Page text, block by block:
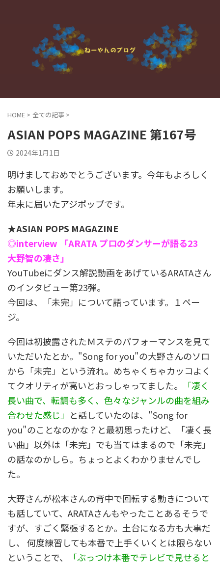
HOME > 全ての記事 >
ASIAN POPS MAGAZINE 第167号
2024年1月1日
明けましておめでとうございます。今年もよろしく
お願いします。
年末に届いたアジポップです。
★ASIAN POPS MAGAZINE
◎interview 「ARATA プロのダンサーが語る23
大野智の凄さ」
YouTubeにダンス解説動画をあげているARATAさん
のインタビュー第23弾。
今回は、「未完」について語っています。１ペー
ジ。
今回は初披露されたＭステのパフォーマンスを見て
いただいたとか。"Song for you"の大野さんのソロ
から「未完」という流れ。めちゃくちゃカッコよく
てクオリティが高いとおっしゃってました。
「凄く
長い曲で、転調も多く、色々なジャンルの曲を組み
合わせた感じ」 と話していたのは、"Song for
you"のことなのかな？と最初思ったけど、「凄く長
い曲」以外は「未完」でも当てはまるので「未完」
の話なのかしら。ちょっとよくわかりませんでし
た。
大野さんが松本さんの背中で回転する動きについて
も話していて、ARATAさんもやったことあるそうで
すが、すごく緊張するとか。土台になる方も大事だ
し、 何度練習しても本番で上手くいくとは限らない
ということで、
「ぶっつけ本番でテレビで見せると